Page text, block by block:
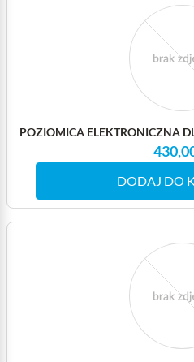
POZIOMICA ELEKTRONICZNA
DODAJ DO